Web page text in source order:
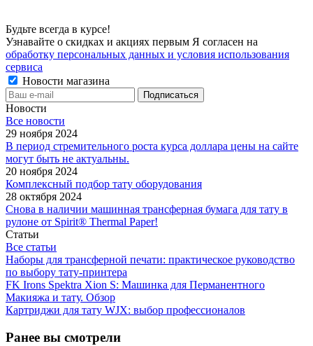
Будьте всегда в курсе!
Узнавайте о скидках и акциях первым Я согласен на
обработку персональных данных и условия использования
сервиса
Новости магазина
Новости
Все новости
29 ноября 2024
В период стремительного роста курса доллара цены на сайте
могут быть не актуальны.
20 ноября 2024
Комплексный подбор тату оборудования
28 октября 2024
Снова в наличии машинная трансферная бумага для тату в
рулоне от Spirit® Thermal Paper!
Статьи
Все статьи
Наборы для трансферной печати: практическое руководство
по выбору тату‑принтера
FK Irons Spektra Xion S: Машинка для Перманентного
Макияжа и тату. Обзор
Картриджи для тату WJX: выбор профессионалов
Ранее вы смотрели